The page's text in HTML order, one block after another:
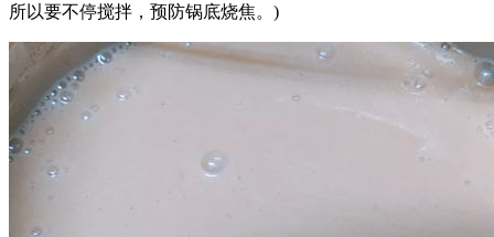
所以要不停搅拌，预防锅底烧焦。)